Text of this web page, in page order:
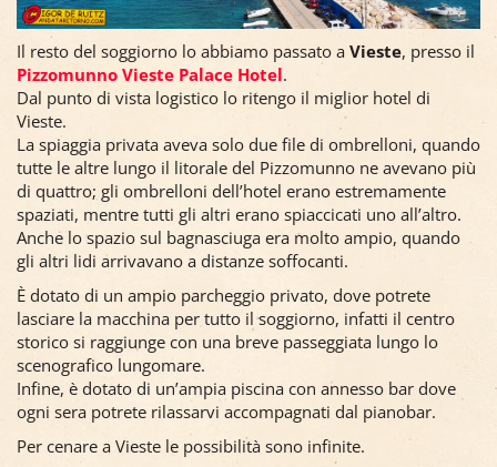
Il resto del soggiorno lo abbiamo passato a Vieste, presso il
Pizzomunno Vieste Palace Hotel.
Dal punto di vista logistico lo ritengo il miglior hotel di
Vieste.
La spiaggia privata aveva solo due file di ombrelloni, quando
tutte le altre lungo il litorale del Pizzomunno ne avevano più
di quattro; gli ombrelloni dell’hotel erano estremamente
spaziati, mentre tutti gli altri erano spiaccicati uno all’altro.
Anche lo spazio sul bagnasciuga era molto ampio, quando
gli altri lidi arrivavano a distanze soffocanti.
È dotato di un ampio parcheggio privato, dove potrete
lasciare la macchina per tutto il soggiorno, infatti il centro
storico si raggiunge con una breve passeggiata lungo lo
scenografico lungomare.
Infine, è dotato di un’ampia piscina con annesso bar dove
ogni sera potrete rilassarvi accompagnati dal pianobar.
Per cenare a Vieste le possibilità sono infinite.